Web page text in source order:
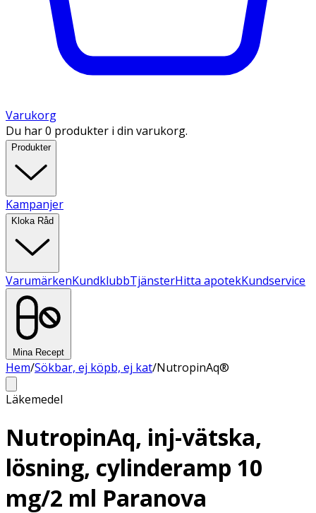
Varukorg
Du har 0 produkter i din varukorg.
Produkter
Kampanjer
Kloka Råd
VarumärkenKundklubbTjänsterHitta apotekKundservice
Mina Recept
Hem/Sökbar, ej köpb, ej kat/NutropinAq®
Läkemedel
NutropinAq, inj-vätska,
lösning, cylinderamp 10
mg/2 ml Paranova